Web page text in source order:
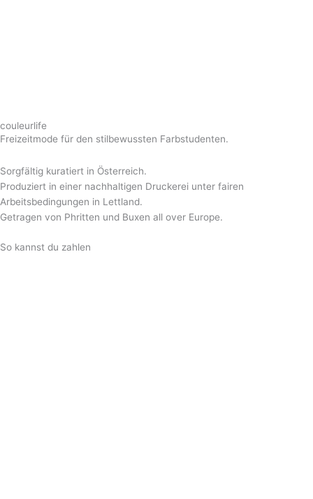
couleurlife
Freizeitmode für den stilbewussten Farbstudenten.
Sorgfältig kuratiert in Österreich.
Produziert in einer nachhaltigen Druckerei unter fairen
Arbeitsbedingungen in Lettland.
Getragen von Phritten und Buxen all over Europe.
So kannst du zahlen